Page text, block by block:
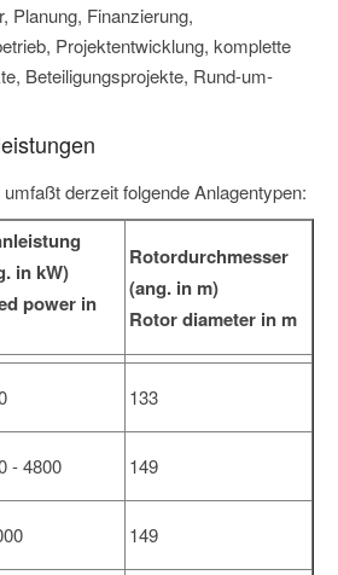
Planung, Finanzierung,
Projektentwicklung, komplette
Beteiligungsprojekte, Rund-um-
derzeit folgende Anlagentypen:
in kW)
power in
Rotordurchmesser
(ang. in m)
Rotor diameter in m
133
- 4800 149
149